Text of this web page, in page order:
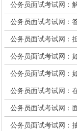
公务员面试考试网：
公务员面试考试网：
公务员面试考试网：
公务员面试考试网：
公务员面试考试网：
公务员面试考试网：
公务员面试考试网：
公务员面试考试网：